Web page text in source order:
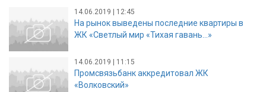
14.06.2019 | 12:45
На рынок выведены последние квартиры в
ЖК «Светлый мир «Тихая гавань…»
14.06.2019 | 11:15
Промсвязьбанк аккредитовал ЖК
«Волковский»